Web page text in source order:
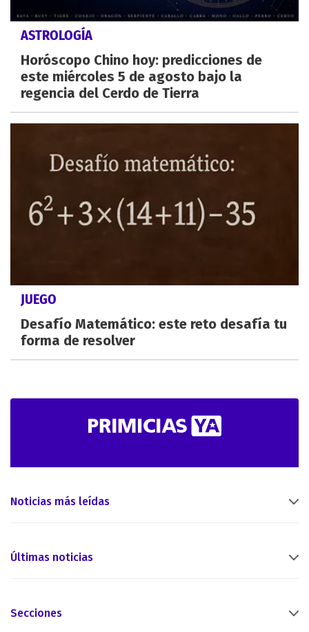
ASTROLOGÍA
Horóscopo Chino hoy: predicciones de
este miércoles 5 de agosto bajo la
regencia del Cerdo de Tierra
JUEGO
Desafío Matemático: este reto desafía tu
forma de resolver
Noticias más leídas
Últimas noticias
Secciones